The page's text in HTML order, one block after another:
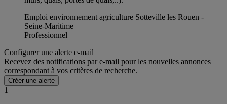
Emploi environnement agriculture Sotteville les Rouen -
Seine-Maritime
Professionnel
Configurer une alerte e-mail
Recevez des notifications par e-mail pour les nouvelles annonces
correspondant à vos critères de recherche.
Créer une alerte
1